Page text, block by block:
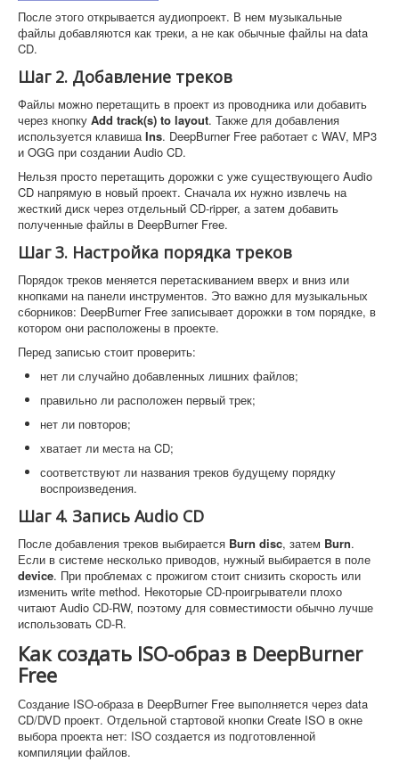
После этого открывается аудиопроект. В нем музыкальные
файлы добавляются как треки, а не как обычные файлы на data
CD.
Шаг 2. Добавление треков
Файлы можно перетащить в проект из проводника или добавить
через кнопку Add track(s) to layout. Также для добавления
используется клавишаIns. DeepBurner Free работает с WAV, MP3
и OGG при создании Audio CD.
Нельзя просто перетащить дорожки с уже существующего Audio
CD напрямую в новый проект. Сначала их нужно извлечь на
жесткий диск через отдельный CD-ripper, а затем добавить
полученные файлы в DeepBurner Free.
Шаг 3. Настройка порядка треков
Порядок треков меняется перетаскиванием вверх и вниз или
кнопками на панели инструментов. Это важно для музыкальных
сборников: DeepBurner Free записывает дорожки в том порядке, в
котором они расположены в проекте.
Перед записью стоит проверить:
нет ли случайно добавленных лишних файлов;
правильно ли расположен первый трек;
нет ли повторов;
хватает ли места на CD;
соответствуют ли названия треков будущему порядку
воспроизведения.
Шаг 4. Запись Audio CD
После добавления треков выбирается Burn disc, затем Burn.
Если в системе несколько приводов, нужный выбирается в поле
device. При проблемах с прожигом стоит снизить скорость или
изменить write method. Некоторые CD-проигрыватели плохо
читают Audio CD-RW, поэтому для совместимости обычно лучше
использовать CD-R.
Как создать ISO-образ в DeepBurner
Free
Создание ISO-образа в DeepBurner Free выполняется через data
CD/DVD проект. Отдельной стартовой кнопки Create ISO в окне
выбора проекта нет: ISO создается из подготовленной
компиляции файлов.